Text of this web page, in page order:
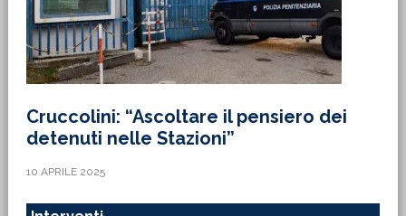
Cruccolini: “Ascoltare il pensiero dei
detenuti nelle Stazioni”
10 APRILE 2025